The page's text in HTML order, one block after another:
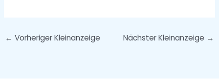
← Vorheriger Kleinanzeige Nächster Kleinanzeige →